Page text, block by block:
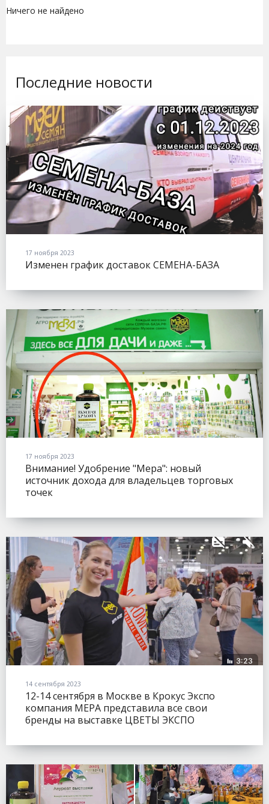
Ничего не найдено
Последние новости
17 ноября 2023
Изменен график доставок СЕМЕНА-БАЗА
17 ноября 2023
Внимание! Удобрение "Мера": новый
источник дохода для владельцев торговых
точек
14 сентября 2023
12-14 сентября в Москве в Крокус Экспо
компания МЕРА представила все свои
бренды на выставке ЦВЕТЫ ЭКСПО